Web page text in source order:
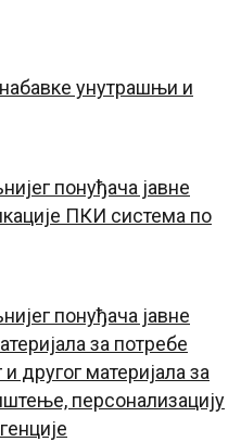
унутрашњи и
понуђача јавне
ПКИ система по
понуђача јавне
за потребе
другог материјала за
персонализацију